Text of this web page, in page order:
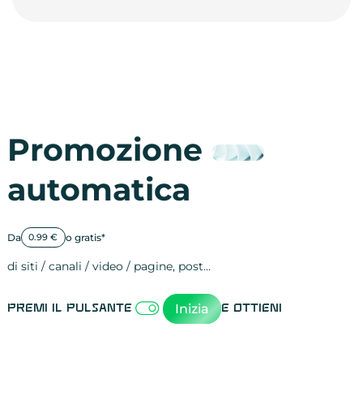
Promozione
automatica
Da 0.99 € o gratis*
di siti / canali / video / pagine, post…
Premi il pulsante Inizia e ottieni